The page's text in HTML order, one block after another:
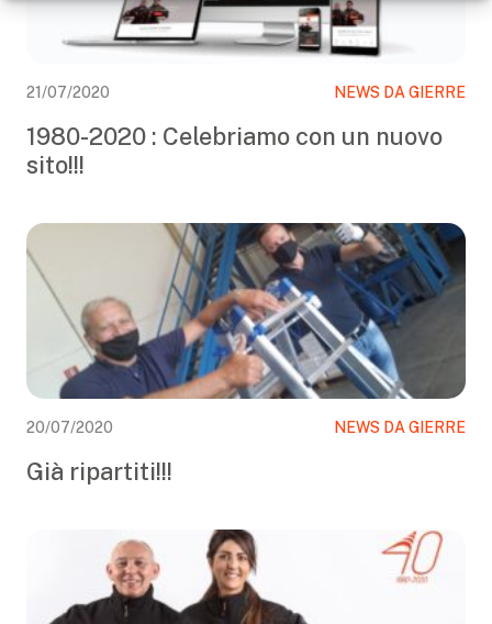
21/07/2020 NEWS DA GIERRE
1980-2020 : Celebriamo con un nuovo
sito!!!
20/07/2020 NEWS DA GIERRE
Già ripartiti!!!